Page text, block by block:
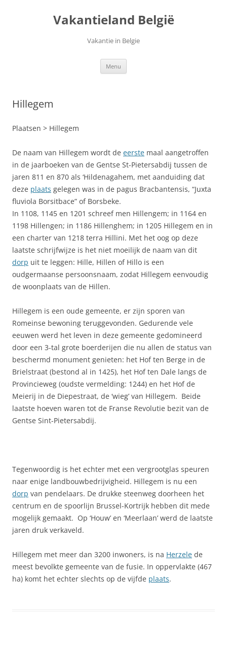
Vakantieland België
Vakantie in Belgie
Menu
Hillegem
Plaatsen > Hillegem
De naam van Hillegem wordt de eerste maal aangetroffen
in de jaarboeken van de Gentse St-Pietersabdij tussen de
jaren 811 en 870 als ‘Hildenagahem, met aanduiding dat
deze plaats gelegen was in de pagus Bracbantensis, “Juxta
fluviola Borsitbace” of Borsbeke.
In 1108, 1145 en 1201 schreef men Hillengem; in 1164 en
1198 Hillengen; in 1186 Hillenghem; in 1205 Hillegem en in
een charter van 1218 terra Hillini. Met het oog op deze
laatste schrijfwijze is het niet moeilijk de naam van dit
dorp uit te leggen: Hille, Hillen of Hillo is een
oudgermaanse persoonsnaam, zodat Hillegem eenvoudig
de woonplaats van de Hillen.
Hillegem is een oude gemeente, er zijn sporen van
Romeinse bewoning teruggevonden. Gedurende vele
eeuwen werd het leven in deze gemeente gedomineerd
door een 3-tal grote boerderijen die nu allen de status van
beschermd monument genieten: het Hof ten Berge in de
Brielstraat (bestond al in 1425), het Hof ten Dale langs de
Provincieweg (oudste vermelding: 1244) en het Hof de
Meierij in de Diepestraat, de ‘wieg’ van Hillegem. Beide
laatste hoeven waren tot de Franse Revolutie bezit van de
Gentse Sint-Pietersabdij.
Tegenwoordig is het echter met een vergrootglas speuren
naar enige landbouwbedrijvigheid. Hillegem is nu een
dorp van pendelaars. De drukke steenweg doorheen het
centrum en de spoorlijn Brussel-Kortrijk hebben dit mede
mogelijk gemaakt. Op ‘Houw’ en ‘Meerlaan’ werd de laatste
jaren druk verkaveld.
Hillegem met meer dan 3200 inwoners, is na Herzele de
meest bevolkte gemeente van de fusie. In oppervlakte (467
ha) komt het echter slechts op de vijfde plaats.